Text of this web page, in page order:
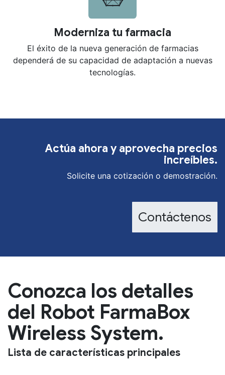
Moderniza tu farmacia
El éxito de la nueva generación de farmacias
dependerá de su capacidad de adaptación a nuevas
tecnologías.
Actúa ahora y aprovecha precios
increíbles.
Solicite una cotización o demostración.
Contáctenos
Conozca los detalles
del Robot FarmaBox
Wireless System.
Lista de características principales